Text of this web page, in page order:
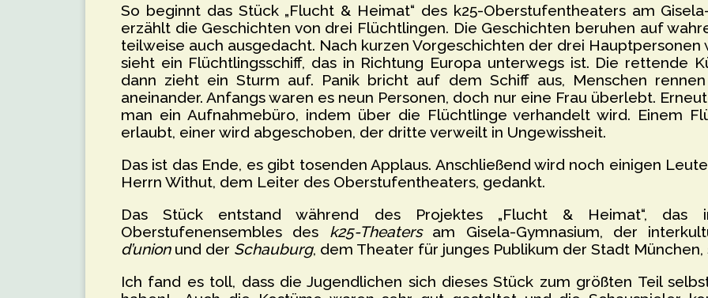
So beginnt das Stück „Flucht & Heimat“ des k25-Oberstufentheaters am
erzählt die Geschichten von drei Flüchtlingen. Die Geschichten beruhen auf
teilweise auch ausgedacht. Nach kurzen Vorgeschichten der drei Hauptpersonen
sieht ein Flüchtlingsschiff, das in Richtung Europa unterwegs ist. Die rettende
dann zieht ein Sturm auf. Panik bricht auf dem Schiff aus, Menschen
aneinander. Anfangs waren es neun Personen, doch nur eine Frau überlebt.
man ein Aufnahmebüro, indem über die Flüchtlinge verhandelt wird. Einem
erlaubt, einer wird abgeschoben, der dritte verweilt in Ungewissheit.
Das ist das Ende, es gibt tosenden Applaus. Anschließend wird noch einigen
Herrn Withut, dem Leiter des Oberstufentheaters, gedankt.
Das Stück entstand während des Projektes „Flucht & Heimat“, das
Oberstufenensembles des k25-Theatersam Gisela-Gymnasium, der
d’unionund der Schauburg, dem Theater für junges Publikum der Stadt
Ich fand es toll, dass die Jugendlichen sich dieses Stück zum größten Teil